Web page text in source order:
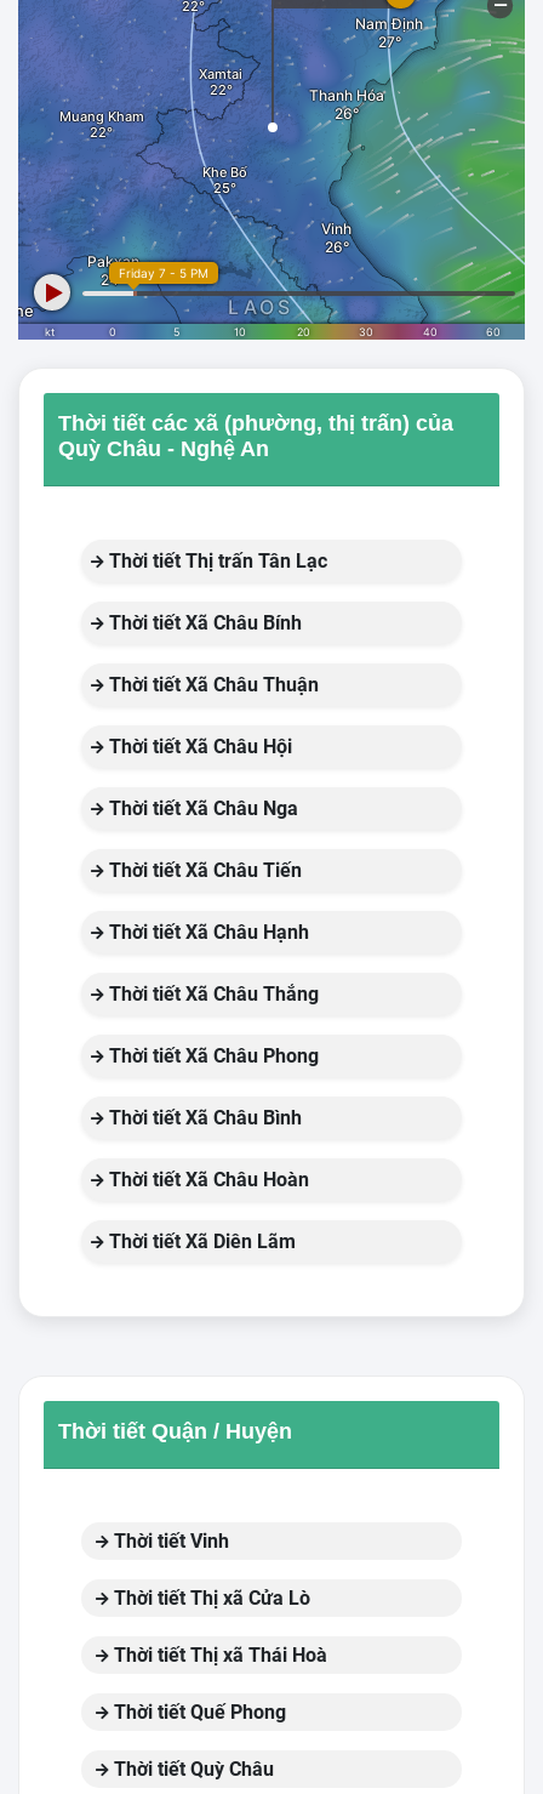
Thời tiết các xã (phường, thị trấn) của
Quỳ Châu - Nghệ An
Thời tiết Thị trấn Tân Lạc
Thời tiết Xã Châu Bính
Thời tiết Xã Châu Thuận
Thời tiết Xã Châu Hội
Thời tiết Xã Châu Nga
Thời tiết Xã Châu Tiến
Thời tiết Xã Châu Hạnh
Thời tiết Xã Châu Thắng
Thời tiết Xã Châu Phong
Thời tiết Xã Châu Bình
Thời tiết Xã Châu Hoàn
Thời tiết Xã Diên Lãm
Thời tiết Quận / Huyện
Thời tiết Vinh
Thời tiết Thị xã Cửa Lò
Thời tiết Thị xã Thái Hoà
Thời tiết Quế Phong
Thời tiết Quỳ Châu